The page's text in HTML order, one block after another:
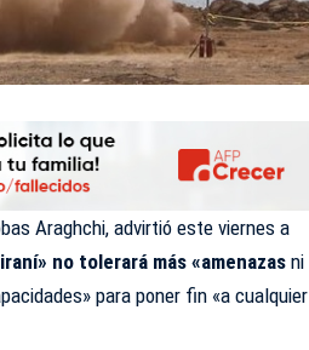
Araghchi, advirtió este viernes a
no tolerará más «amenazasni
para poner fin «a cualquier